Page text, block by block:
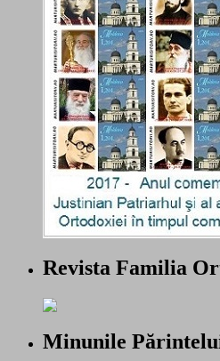
Revista Familia
Minunile